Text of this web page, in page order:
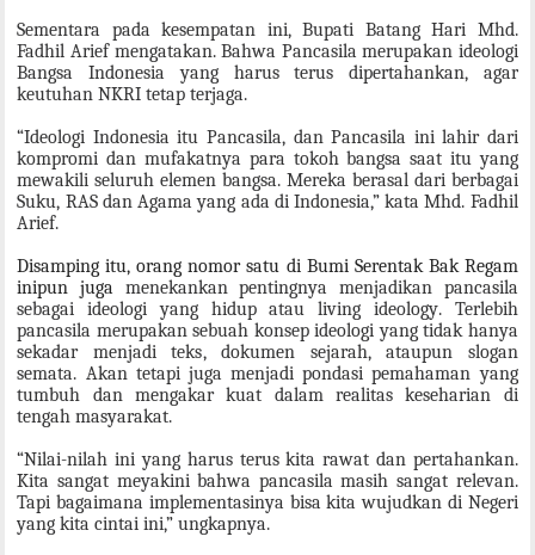
Sementara pada kesempatan ini,Bupati Batang Hari Mhd.
Fadhil Arief mengatakan. Bahwa Pancasila merupakan ideologi
Bangsa Indonesia yang harus terus dipertahankan, agar
keutuhan NKRI tetap terjaga.
“Ideologi Indonesia itu Pancasila, dan Pancasila ini lahir dari
kompromi dan mufakatnya para tokoh bangsa saat itu yang
mewakili seluruh elemen bangsa. Mereka berasal dari berbagai
Suku, RAS dan Agama yang ada di Indonesia,” kata Mhd. Fadhil
Arief.
Disamping itu, orang nomor satu di Bumi Serentak Bak Regam
inipun juga menekankan pentingnya menjadikan pancasila
sebagaiideologi yang hidup atauliving ideology.Terlebih
pancasila merupakan sebuah konsep ideologi yangtidak hanya
sekadar menjadi teks,dokumen sejarah,ataupun slogan
semata. Akan tetapi juga menjadi pondasi pemahaman yang
tumbuh dan mengakar kuat dalam realitas keseharian di
tengah masyarakat.
“Nilai-nilah ini yang harus terus kita rawat dan pertahankan.
Kita sangat meyakini bahwa pancasila masih sangat relevan.
Tapi bagaimana implementasinya bisa kita wujudkan di Negeri
yang kita cintai ini,” ungkapnya.